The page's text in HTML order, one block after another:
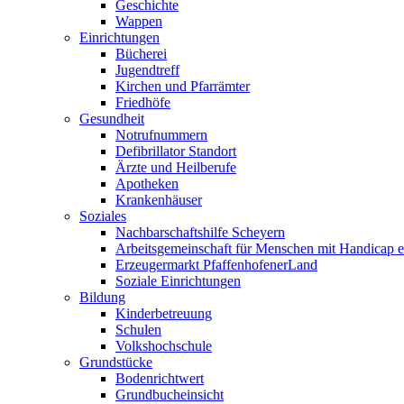
Geschichte
Wappen
Einrichtungen
Bücherei
Jugendtreff
Kirchen und Pfarrämter
Friedhöfe
Gesundheit
Notrufnummern
Defibrillator Standort
Ärzte und Heilberufe
Apotheken
Krankenhäuser
Soziales
Nachbarschaftshilfe Scheyern
Arbeitsgemeinschaft für Menschen mit Handicap
Erzeugermarkt PfaffenhofenerLand
Soziale Einrichtungen
Bildung
Kinderbetreuung
Schulen
Volkshochschule
Grundstücke
Bodenrichtwert
Grundbucheinsicht